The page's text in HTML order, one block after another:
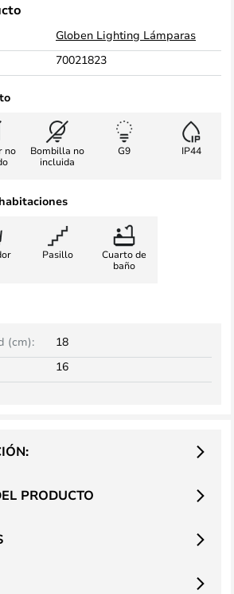
Globen Lighting Lámparas
70021823
no
Bombilla no
incluida
G9 IP44
Pasillo
Cuarto de
baño
(cm):
18
16
PRODUCTO